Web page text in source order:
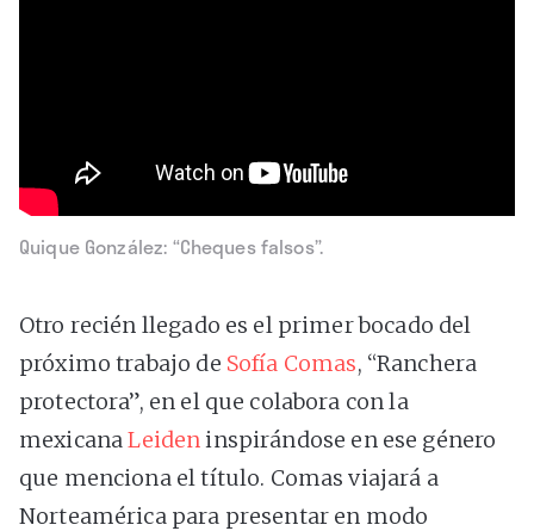
Quique González: “Cheques falsos”.
Otro recién llegado es el primer bocado del
próximo trabajo de Sofía Comas, “Ranchera
protectora”, en el que colabora con la
mexicanaLeideninspirándose en ese género
que menciona el título. Comas viajará a
Norteamérica para presentar en modo